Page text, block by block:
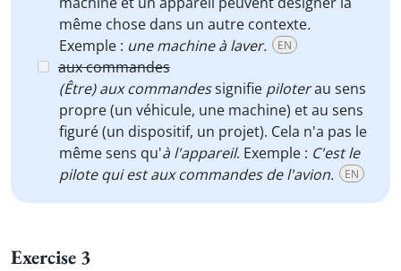
même chose dans un autre contexte.
Exemple : une machine à laver. EN
aux commandes
(Être) aux commandessignifie piloterau sens
propre (un véhicule, une machine) et au sens
figuré (un dispositif, un projet). Cela n'a pas le
même sens qu'à l'appareil. Exemple : C'est le
pilote qui est aux commandes de l'avion.
EN
Exercise 3